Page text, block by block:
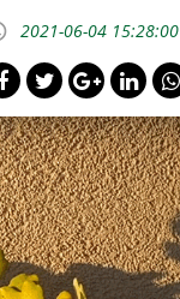
2021-06-04 15:28:00